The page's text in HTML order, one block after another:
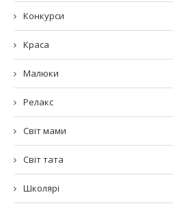
Конкурси
Краса
Малюки
Релакс
Світ мами
Світ тата
Школярі